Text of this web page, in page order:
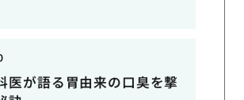
医が語る胃由来の口臭を撃